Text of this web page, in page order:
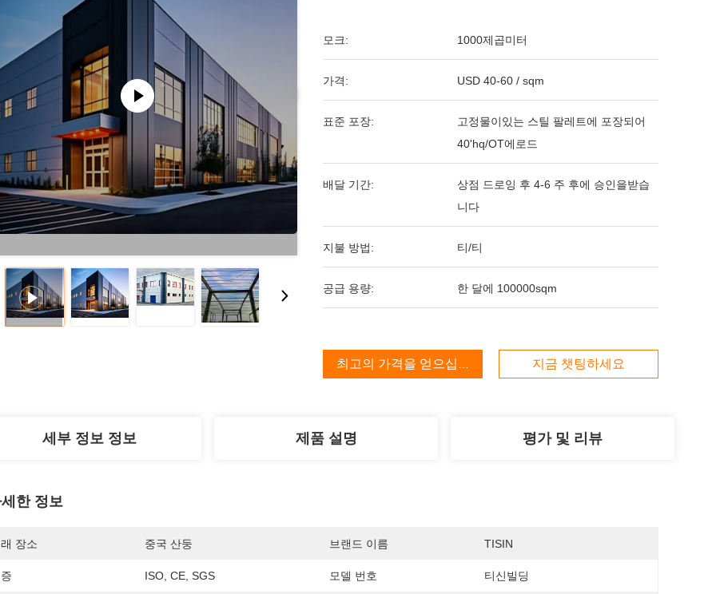
모크: 1000제곱미터
가격: USD 40-60 / sqm
표준 포장:
고정물이있는 스틸 팔레트에 포장되어
40'hq/OT에로드
배달 기간:
상점 드로잉 후 4-6 주 후에 승인을받습
니다
지불 방법: 티/티
공급 용량: 한 달에 100000sqm
최고의 가격을 얻으십시오 지금 챗팅하세요
세부 정보 정보 제품 설명 평가 및 리뷰
한 정보
장소 중국 산둥 브랜드 이름 TISIN
ISO, CE, SGS 모델 번호 티신빌딩